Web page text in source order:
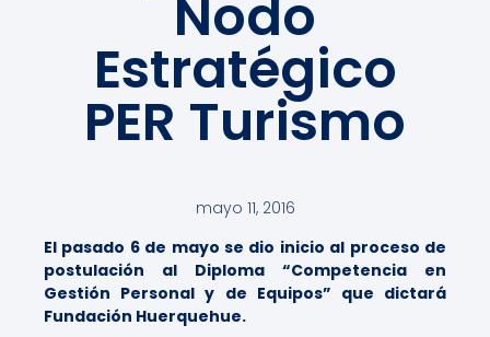
Nodo
Estratégico
PER Turismo
mayo 11, 2016
El pasado 6 de mayo se dio inicio al proceso de
postulación al Diploma “Competencia en
Gestión Personal y de Equipos” que dictará
Fundación Huerquehue.